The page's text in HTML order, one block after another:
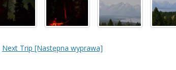
Next Trip [Następna wyprawa]